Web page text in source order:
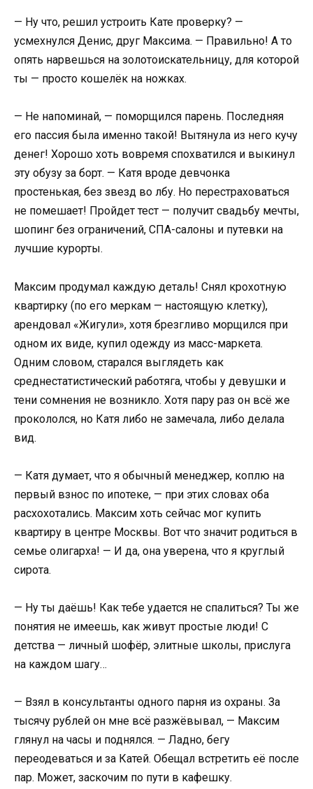
— Ну что, решил устроить Кате проверку? —
усмехнулся Денис, друг Максима. — Правильно! А то
опять нарвешься на золотоискательницу, для которой
ты — просто кошелёк на ножках.
— Не напоминай, — поморщился парень. Последняя
его пассия была именно такой! Вытянула из него кучу
денег! Хорошо хоть вовремя спохватился и выкинул
эту обузу за борт. — Катя вроде девчонка
простенькая, без звезд во лбу. Но перестраховаться
не помешает! Пройдет тест — получит свадьбу мечты,
шопинг без ограничений, СПА-салоны и путевки на
лучшие курорты.
Максим продумал каждую деталь! Снял крохотную
квартирку (по его меркам — настоящую клетку),
арендовал «Жигули», хотя брезгливо морщился при
одном их виде, купил одежду из масс-маркета.
Одним словом, старался выглядеть как
среднестатистический работяга, чтобы у девушки и
тени сомнения не возникло. Хотя пару раз он всё же
прокололся, но Катя либо не замечала, либо делала
вид.
— Катя думает, что я обычный менеджер, коплю на
первый взнос по ипотеке, — при этих словах оба
расхохотались. Максим хоть сейчас мог купить
квартиру в центре Москвы. Вот что значит родиться в
семье олигарха! — И да, она уверена, что я круглый
сирота.
— Ну ты даёшь! Как тебе удается не спалиться? Ты же
понятия не имеешь, как живут простые люди! С
детства — личный шофёр, элитные школы, прислуга
на каждом шагу…
— Взял в консультанты одного парня из охраны. За
тысячу рублей он мне всё разжёвывал, — Максим
глянул на часы и поднялся. — Ладно, бегу
переодеваться и за Катей. Обещал встретить её после
пар. Может, заскочим по пути в кафешку.